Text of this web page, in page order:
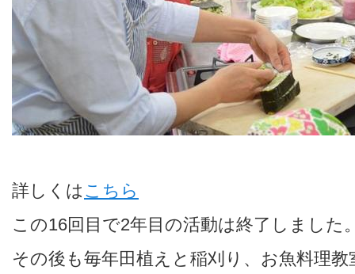
詳しくは こちら
この16回目で2年目の活動は終了しました
その後も毎年田植えと稲刈り、お魚料理